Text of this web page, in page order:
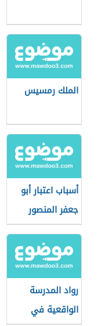
الملك رمسيس
أسباب اعتبار أبو
جعفر المنصور
المؤسس
الحقيقي للدولة
العباسية
رواد المدرسة
الواقعية في